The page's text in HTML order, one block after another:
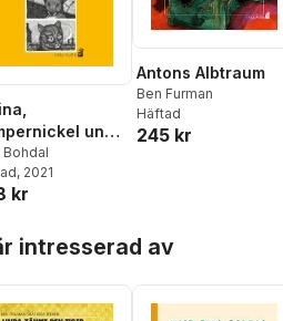
und
Flora
Bohdal
, 2021
kr
Antons Albtraum
Ben Furman
Häftad
245 kr
intresserad av